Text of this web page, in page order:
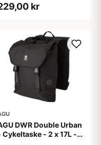
kr
DWR Double Urban
Cykeltaske - 2 x 17L -